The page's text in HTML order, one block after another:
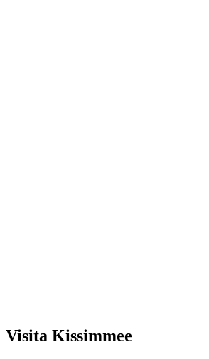
Visita Kissimmee